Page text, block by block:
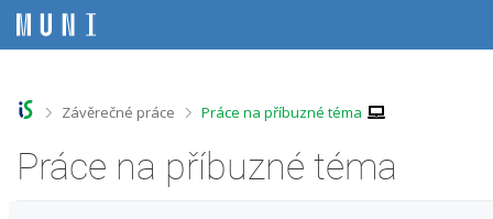
e
e
e
e
>Závěrečné práce >
Práce na příbuzné téma
Práce na příbuzné téma